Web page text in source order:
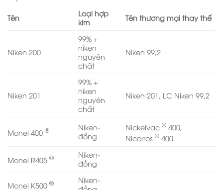
Tên
Loại hợp
kim
Tên thương mại thay thế
Niken 200
99% +
niken
nguyên
chất
Niken 99,2
Niken 201
99% +
niken
nguyên
chất
Niken 201, LC Niken 99,2
Monel 400 ®
Niken-
đồng
Nickelvac® 400,
Nicorros® 400
Monel R405 ®
Niken-
đồng
Monel K500 ®
Niken-